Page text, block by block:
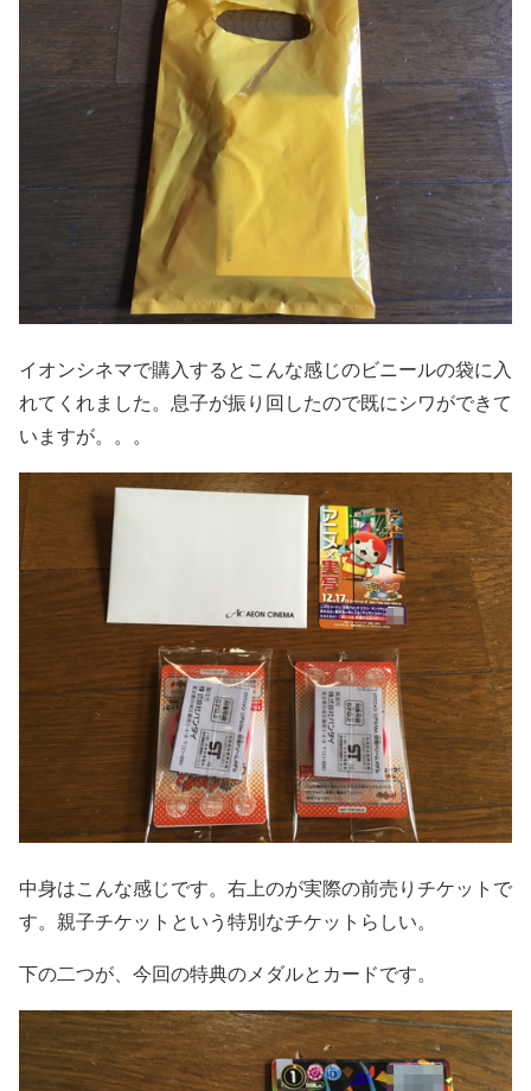
イオンシネマで購入するとこんな感じのビニールの袋に入
れてくれました。息子が振り回したので既にシワができて
いますが。。。
中身はこんな感じです。右上のが実際の前売りチケットで
す。親子チケットという特別なチケットらしい。
下の二つが、今回の特典のメダルとカードです。